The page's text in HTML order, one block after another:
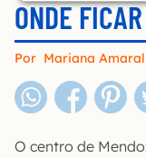
ONDE
Por Mariana Amaral
O centro de